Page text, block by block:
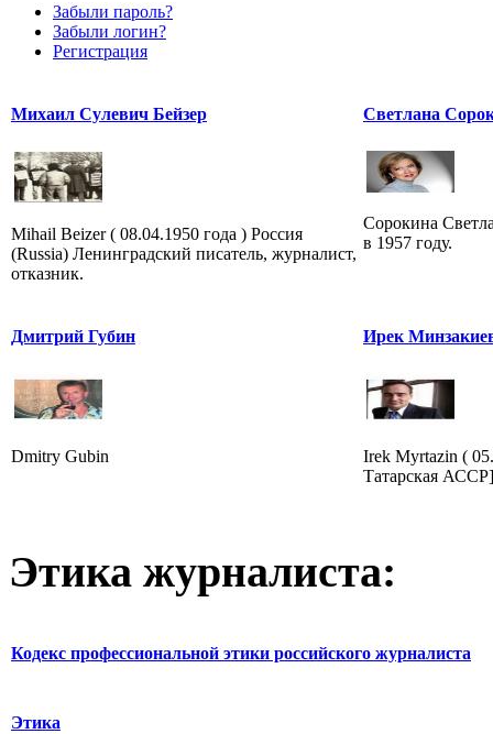
Забыли пароль?
Забыли логин?
Регистрация
Михаил Сулевич Бейзер
Mihail Beizer ( 08.04.1950 года ) Россия
(Russia) Ленинградский писатель, журналист,
отказник.
Светлана
Сорокина
в 1957 году.
Дмитрий Губин
Dmitry Gubin
Ирек
Irek Myrtazin (
Татарская
Этика журналиста:
Кодекс профессиональной этики российского журналиста
Этика